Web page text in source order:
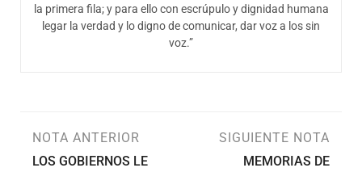
la primera fila; y para ello con escrúpulo y dignidad humana
legar la verdad y lo digno de comunicar, dar voz a los sin
voz.”
NOTA ANTERIOR
LOS GOBIERNOS LE
SIGUIENTE NOTA
MEMORIAS DE